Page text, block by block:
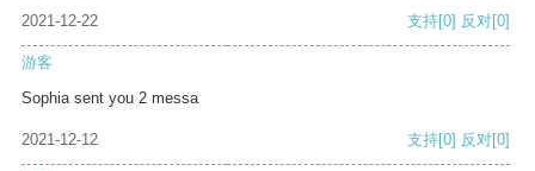
2021-12-22 支持[0] 反对[0]
游客
Sophia sent you 2 messa
2021-12-12 支持[0] 反对[0]